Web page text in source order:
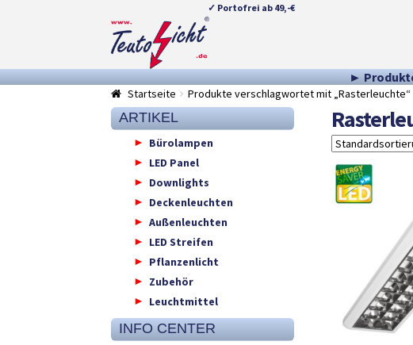
✓ Portofrei ab 49,-€
Zur
Navigation
springen
Springe
zum
►
Startseite
Produkte verschlagwortet mit „Rasterleuchte“
ARTIKEL
Bürolampen
LED Panel
Downlights
Deckenleuchten
Außenleuchten
LED Streifen
Pflanzenlicht
Zubehör
Leuchtmittel
INFO CENTER